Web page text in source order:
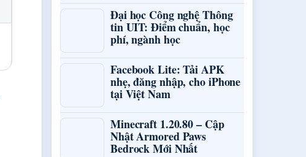
Đại học Công nghệ Thông
tin UIT: Điểm chuẩn, học
phí, ngành học
Facebook Lite: Tải APK
nhẹ, đăng nhập, cho iPhone
tại Việt Nam
Minecraft 1.20.80 – Cập
Nhật Armored Paws
Bedrock Mới Nhất